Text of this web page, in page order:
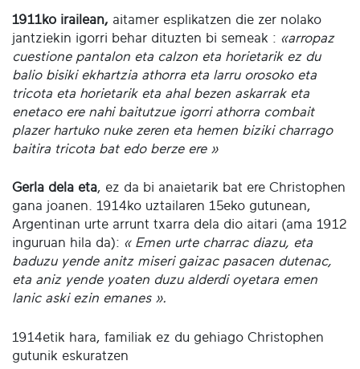
1911ko irailean, aitamer esplikatzen die zer nolako
jantziekin igorri behar dituzten bi semeak : «arropaz
cuestione pantalon eta calzon eta horietarik ez du
balio bisiki ekhartzia athorra eta larru orosoko eta
tricota eta horietarik eta ahal bezen askarrak eta
enetaco ere nahi baitutzue igorri athorra combait
plazer hartuko nuke zeren eta hemen biziki charrago
baitira tricota bat edo berze ere »
Gerla dela eta, ez da bi anaietarik bat ere Christophen
gana joanen. 1914ko uztailaren 15eko gutunean,
Argentinan urte arrunt txarra dela dio aitari (ama 1912
inguruan hila da): « Emen urte charrac diazu, eta
baduzu yende anitz miseri gaizac pasacen dutenac,
eta aniz yende yoaten duzu alderdi oyetara emen
lanic aski ezin emanes ».
1914etik hara, familiak ez du gehiago Christophen
gutunik eskuratzen